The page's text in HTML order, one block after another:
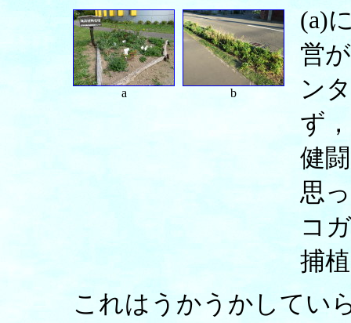
a b
(a)
営
ン
ず，
健
思
コ
捕
これはうかうかしてい